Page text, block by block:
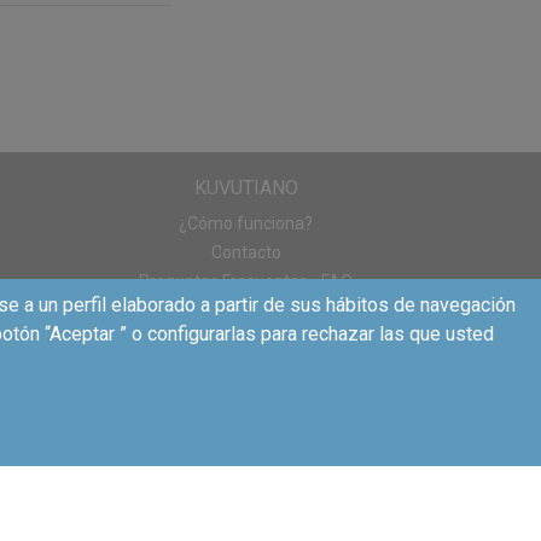
marcas:
KUVUTIANO
¿Cómo funciona?
Contacto
Preguntas Frecuentes - FAQ
a un perfil elaborado a partir de sus hábitos de navegación
“Aceptar ” o configurarlas para rechazar las que usted